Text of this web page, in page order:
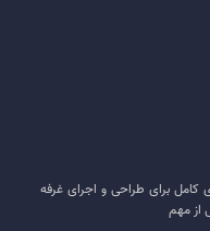
کامل برای طراحی و اجرای غرفه
از مهم